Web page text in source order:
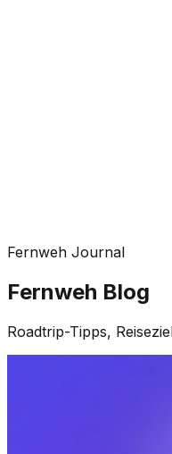
Fernweh Journal
Fernweh Blog
Roadtrip-Tipps,